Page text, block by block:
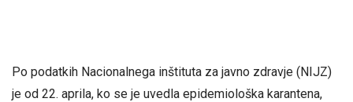
Po podatkih Nacionalnega inštituta za javno zdravje (NIJZ)
je od 22. aprila, ko se je uvedla epidemiološka karantena,